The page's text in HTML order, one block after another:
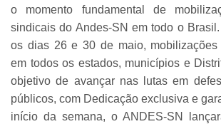
o momento fundamental de
sindicais do Andes-SN em todo o
os dias 26 e 30 de maio, mobilizações
em todos os estados, municípios e
objetivo de avançar nas lutas em
públicos, com Dedicação exclusiva e
início da semana, o ANDES-SN